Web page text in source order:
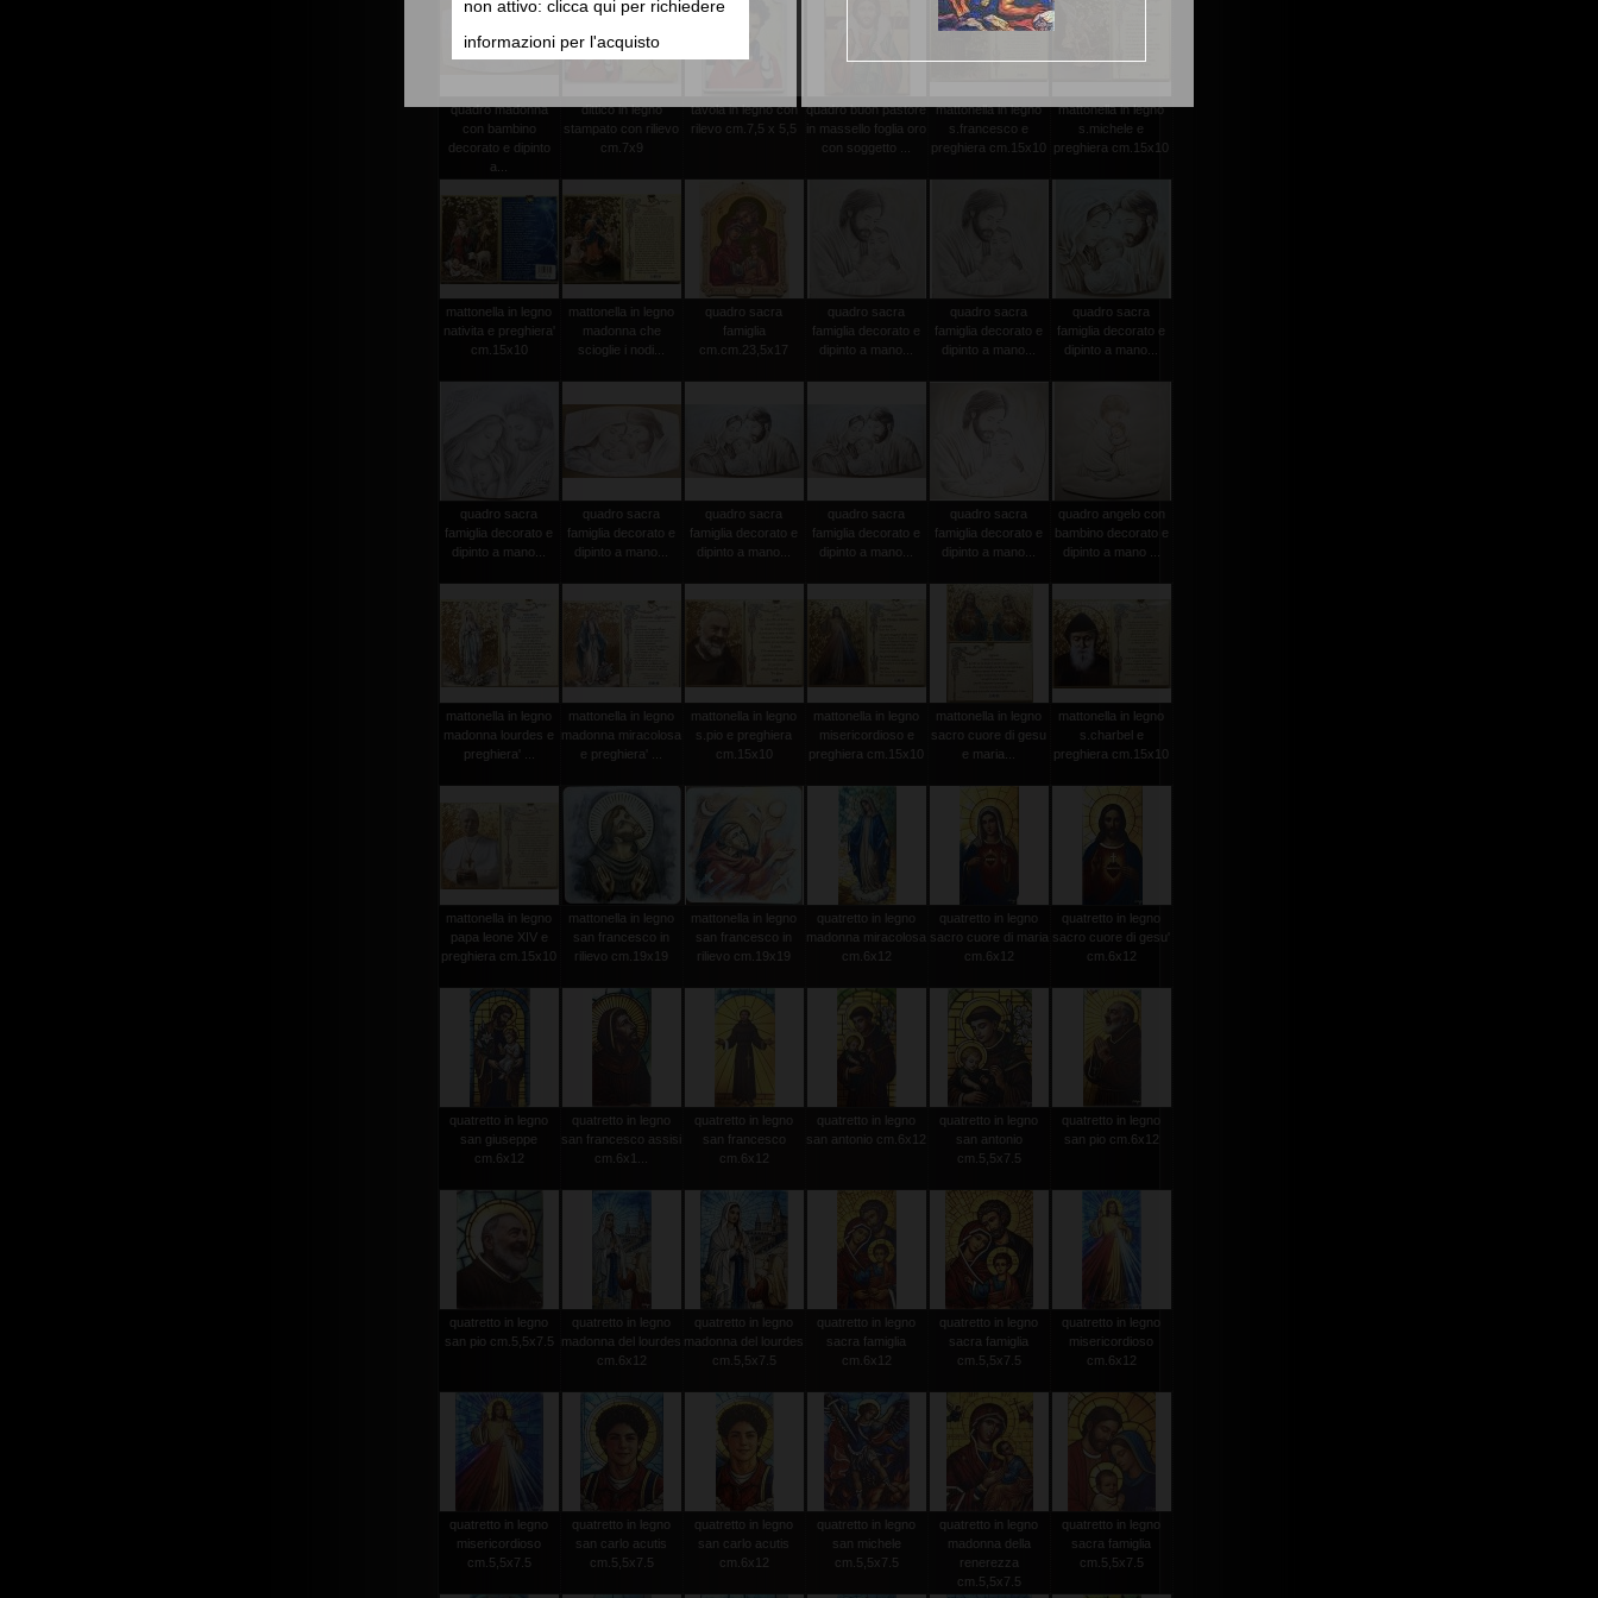
non attivo: clicca qui per richiedere
informazioni per l'acquisto
quadro madonna
con bambino
decorato e dipinto
a...
dittico in legno
stampato con rilievo
cm.7x9
tavola in legno con
rilevo cm.7,5 x 5,5
quadro buon pastore
in massello foglia oro
con soggetto ...
mattonella in legno
s.francesco e
preghiera cm.15x10
mattonella in legno
s.michele e
preghiera cm.15x10
mattonella in legno
nativita e preghiera'
cm.15x10
mattonella in legno
madonna che
scioglie i nodi...
quadro sacra
famiglia
cm.cm.23,5x17
quadro sacra
famiglia decorato e
dipinto a mano...
quadro sacra
famiglia decorato e
dipinto a mano...
quadro sacra
famiglia decorato e
dipinto a mano...
quadro sacra
famiglia decorato e
dipinto a mano...
quadro sacra
famiglia decorato e
dipinto a mano...
quadro sacra
famiglia decorato e
dipinto a mano...
quadro sacra
famiglia decorato e
dipinto a mano...
quadro sacra
famiglia decorato e
dipinto a mano...
quadro angelo con
bambino decorato e
dipinto a mano ...
mattonella in legno
madonna lourdes e
preghiera' ...
mattonella in legno
madonna miracolosa
e preghiera' ...
mattonella in legno
s.pio e preghiera
cm.15x10
mattonella in legno
misericordioso e
preghiera cm.15x10
mattonella in legno
sacro cuore di gesu
e maria...
mattonella in legno
s.charbel e
preghiera cm.15x10
mattonella in legno
papa leone XIV e
preghiera cm.15x10
mattonella in legno
san francesco in
rilievo cm.19x19
mattonella in legno
san francesco in
rilievo cm.19x19
quatretto in legno
madonna miracolosa
cm.6x12
quatretto in legno
sacro cuore di maria
cm.6x12
quatretto in legno
sacro cuore di gesu'
cm.6x12
quatretto in legno
san giuseppe
cm.6x12
quatretto in legno
san francesco assisi
cm.6x1...
quatretto in legno
san francesco
cm.6x12
quatretto in legno
san antonio cm.6x12
quatretto in legno
san antonio
cm.5,5x7.5
quatretto in legno
san pio cm.6x12
quatretto in legno
san pio cm.5,5x7.5
quatretto in legno
madonna del lourdes
cm.6x12
quatretto in legno
madonna del lourdes
cm.5,5x7.5
quatretto in legno
sacra famiglia
cm.6x12
quatretto in legno
sacra famiglia
cm.5,5x7.5
quatretto in legno
misericordioso
cm.6x12
quatretto in legno
misericordioso
cm.5,5x7.5
quatretto in legno
san carlo acutis
cm.5,5x7.5
quatretto in legno
san carlo acutis
cm.6x12
quatretto in legno
san michele
cm.5,5x7.5
quatretto in legno
madonna della
renerezza
cm.5,5x7.5
quatretto in legno
sacra famiglia
cm.5,5x7.5